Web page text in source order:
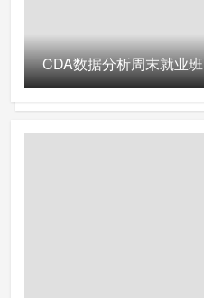
CDA数据分析周末就业班